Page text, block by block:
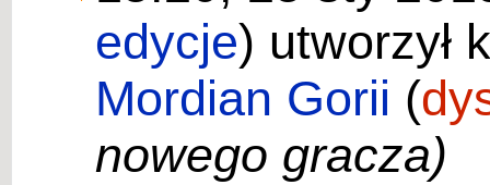
edycje) utworzył
Mordian Gorii (
nowego gracza)